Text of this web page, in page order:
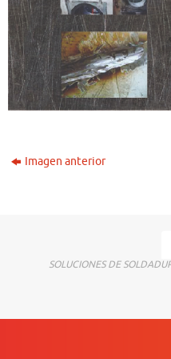
Imagen anterior
SOLUCIONES DE